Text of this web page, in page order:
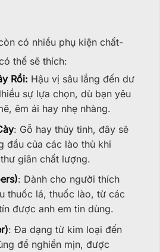
có nhiều phụ kiện chất-
thể sẽ thích:
Rồi: Hậu vị sâu lắng đến dư
sự lựa chọn, dù bạn yêu
êm ái hay nhẹ nhàng.
: Gỗ hay thủy tinh, đây sẽ
đầu của các lào thủ khi
giãn chất lượng.
: Dành cho người thích
thuốc lá, thuốc lào, từ các
được anh em tin dùng.
: Đa dạng từ kim loại đến
để nghiền mịn, được